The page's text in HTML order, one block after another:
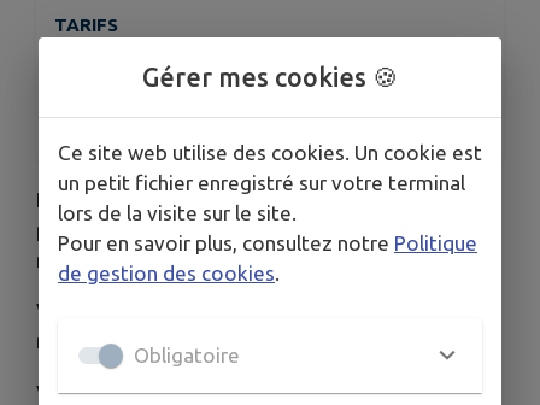
TARIFS
ORGANISÉ PAR
Temp'ô Cagire
Rendez-vous parent-enfant (enfants de 0-10 ans )
pour rire, écouter, bricoler, chanter et découvrir la
magie de la musique et des histoires.
Venez créer ensemble des instruments de
musique, écouter et participer au conte musical.
Venez partager un moment chaleureux !
Gérer mes cookies 🍪
Ce site web utilise des cookies. Un cookie est
un petit fichier enregistré sur votre terminal
lors de la visite sur le site.
Pour en savoir plus, consultez notre Politique
de gestion des cookies
Obligatoire